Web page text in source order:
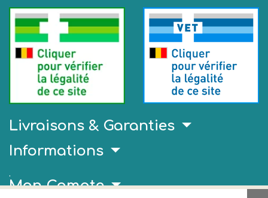
Livraisons & Garanties
Informations
.
Mon Compte